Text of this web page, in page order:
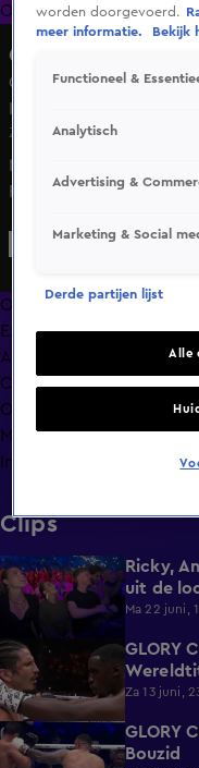
Oranjezomer
GLORY
GLORY COLLISION 9 |
Za 13 juni, 19:22
Mohamed Touchassie
Rajabzadeh met een
Prix-toernooi!
Overzicht
Exclusief
Afleveringen
Clips
Op naar GLORY
Meer zoals dit
Info
Clips
5:07
Ricky,
uit de
Ma 22 juni,
2:37
GLORY
Za 13 juni,
2:05
GLORY
Bouzid
worden doorgevoerd.
meer informatie.
Bekijk
Functioneel &
Analytisch
Advertising &
Marketing & Social
Derde partijen lijst
Alle